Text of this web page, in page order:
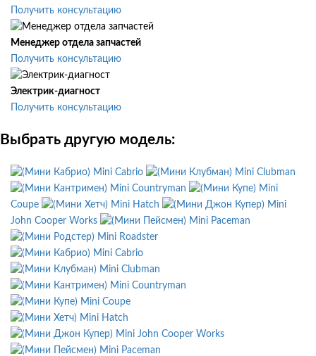
Получить консультацию
Менеджер отдела запчастей
Получить консультацию
Электрик-диагност
Получить консультацию
Выбрать другую модель:
Mini Cabrio
Mini Clubman
Mini Countryman
Mini
Coupe
Mini Hatch
Mini
John Cooper Works
Mini Paceman
Mini Roadster
Mini Cabrio
Mini Clubman
Mini Countryman
Mini Coupe
Mini Hatch
Mini John Cooper Works
Mini Paceman